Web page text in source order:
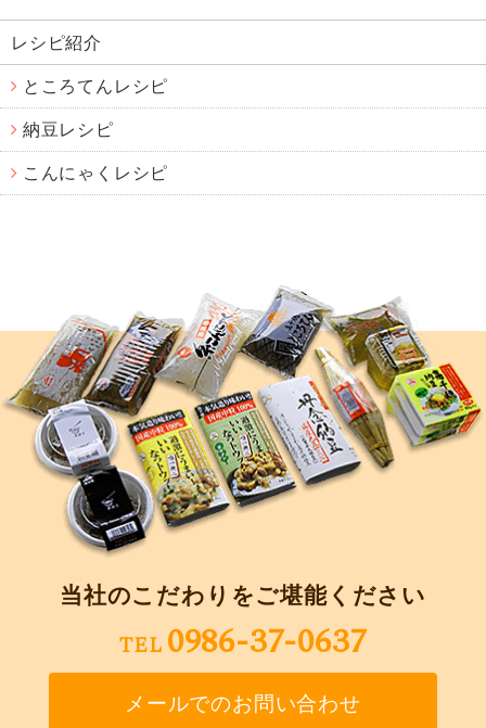
レシピ紹介
ところてんレシピ
納豆レシピ
こんにゃくレシピ
当社のこだわりをご堪能ください
TEL 0986-37-0637
メールでのお問い合わせ